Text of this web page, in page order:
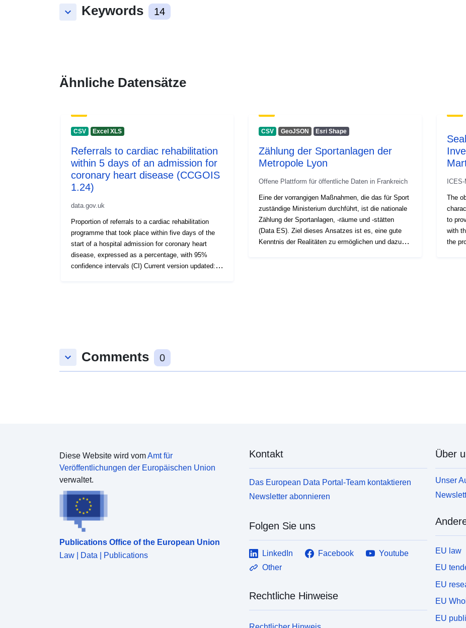
keyboard_arrow_down Keywords 14
Ähnliche Datensätze
CSV Excel XLS
Referrals to cardiac rehabilitation
within 5 days of an admission for
coronary heart disease (CCGOIS
1.24)
data.gov.uk
Proportion of referrals to a cardiac rehabilitation
programme that took place within five days of the
start of a hospital admission for coronary heart
disease, expressed as a percentage, with 95%
confidence intervals (CI) Current version updated:
CSV GeoJSON Esri Shape
Zählung der Sportanlagen der
Metropole Lyon
Offene Plattform für öffentliche Daten in Frankreich
Eine der vorrangigen Maßnahmen, die das für Sport
zuständige Ministerium durchführt, ist die nationale
Zählung der Sportanlagen, -räume und -stätten
(Data ES). Ziel dieses Ansatzes ist es, eine gute
Kenntnis der Realitäten zu ermöglichen und dazu
The
to
with
the
keyboard_arrow_down Comments 0
Diese Website wird vomAmt für
Veröffentlichungen der Europäischen Union
verwaltet.
Publications Office of the European Union
Law | Data | Publications
Kontakt
Das European Data Portal-Team kontaktieren
Newsletter abonnieren
Folgen Sie uns
LinkedIn Facebook
Youtube
Other
Rechtliche Hinweise
Über
Unser
EU law
EU
EU
EU
EU